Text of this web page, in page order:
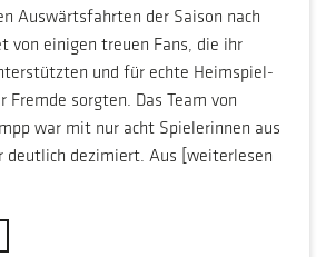
Auswärtsfahrten der Saison nach
von einigen treuen Fans, die ihr
und für echte Heimspiel-
Fremde sorgten. Das Team von
war mit nur acht Spielerinnen aus
deutlich dezimiert. Aus [weiterlesen